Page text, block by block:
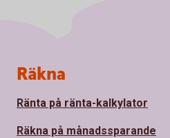
Sidfot
Räkna
Ränta på ränta-kalkylator
Räkna på månadssparande